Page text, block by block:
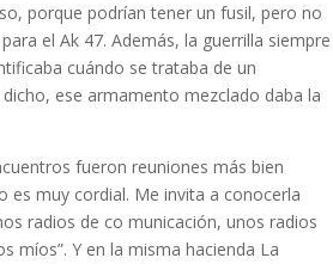
porque podrían tener un fusil, pero no
el Ak 47. Además, la guerrilla siempre
cuándo se trataba de un
ese armamento mezclado daba la
fueron reunio­nes más bien
es muy cordial. Me invita a conocerla
radios de co­ municación, unos radios
míos”. Y en la misma hacienda La